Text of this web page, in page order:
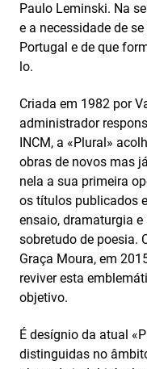
Paulo Leminski. Na
e a necessidade de
Portugal e de que
lo.
Criada em 1982 por
administrador
INCM, a «Plural»
obras de novos mas
nela a sua primeira
os títulos publicados
ensaio, dramaturgia
sobretudo de poesia.
Graça Moura, em
reviver esta
objetivo.
É desígnio da atual
distinguidas no